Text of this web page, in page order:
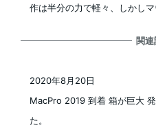
作は半分の力で軽々、しかし
関
MacPro 2019 到着 箱が巨大
た。
2020年8月20日